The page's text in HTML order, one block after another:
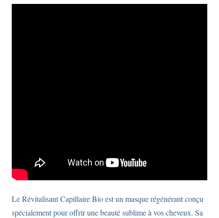
Le Révitalisant Capillaire Bio est un masque régénérant conçu
spécialement pour offrir une beauté sublime à vos cheveux. Sa